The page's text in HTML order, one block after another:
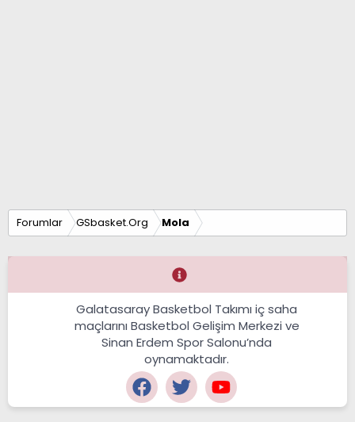
Forumlar GSbasket.Org Mola
Galatasaray Basketbol Takımı iç saha
maçlarını Basketbol Gelişim Merkezi ve
Sinan Erdem Spor Salonu’nda
oynamaktadır.